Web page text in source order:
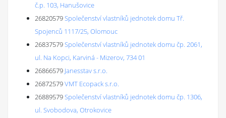
č.p. 103, Hanušovice
26820579Společenství vlastníků jednotek domu Tř.
Spojenců 1117/25, Olomouc
26837579Společenství vlastníků jednotek domu čp. 2061,
ul. Na Kopci, Karviná - Mizerov, 734 01
26866579 Janesstav s.r.o.
26872579VMT Ecopack s.r.o.
26889579Společenství vlastníků jednotek domu čp. 1306,
ul. Svobodova, Otrokovice